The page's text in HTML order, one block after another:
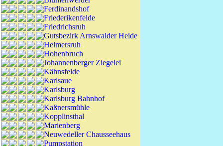
Ferdinandshof
Friederikenfelde
Friedrichsruh
Gutsbezirk Arnswalder Heide
Helmersruh
Hohenbruch
Johannenberger Ziegelei
Kähnsfelde
Karlsaue
Karlsburg
Karlsburg Bahnhof
Kaßnersmühle
Kopplinsthal
Marienberg
Neuwedeller Chausseehaus
Pumpstation